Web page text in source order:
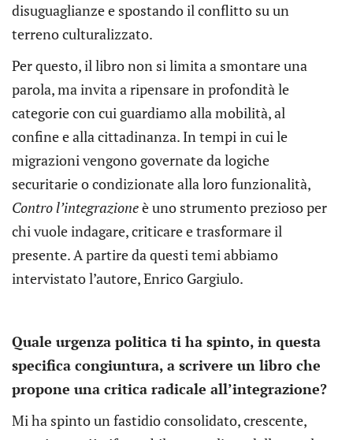
disuguaglianze e spostando il conflitto su un
terreno culturalizzato.
Per questo, il libro non si limita a smontare una
parola, ma invita a ripensare in profondità le
categorie con cui guardiamo alla mobilità, al
confine e alla cittadinanza. In tempi in cui le
migrazioni vengono governate da logiche
securitarie o condizionate alla loro funzionalità,
Contro l’integrazioneè uno strumento prezioso per
chi vuole indagare, criticare e trasformare il
presente. A partire da questi temi abbiamo
intervistato l’autore, Enrico Gargiulo.
Quale urgenza politica ti ha spinto, in questa
specifica congiuntura, a scrivere un libro che
propone una critica radicale all’integrazione?
Mi ha spinto un fastidio consolidato, crescente,